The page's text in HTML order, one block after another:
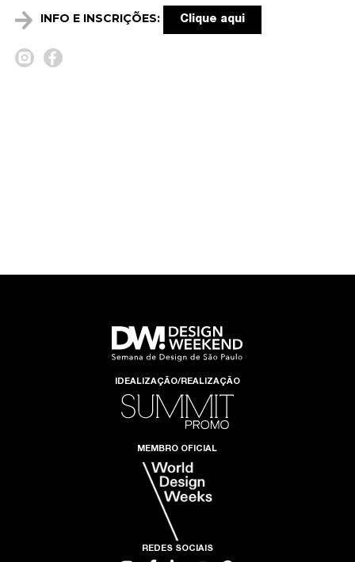
INFO E INSCRIÇÕES: Clique aqui
IDEALIZAÇÃO/REALIZAÇÃO
MEMBRO OFICIAL
REDES SOCIAIS